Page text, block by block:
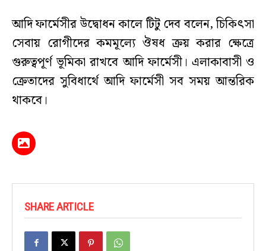
আদি ফার্মেসীর উদ্বোধন কালে টিটু দেব বলেন, চিকিৎসা
সেবায় রোগীদের কমমূল্যে ঔষধ ক্রয় করার ক্ষেত্রে
গুরুত্বপূর্ণ ভূমিকা রাখবে আদি ফার্মেসী। এলাকাবাসী ও
ক্রেতাদের সুবিধার্থে আদি ফার্মেসী সব সময় আন্তরিক
থাকবে।
SHARE ARTICLE